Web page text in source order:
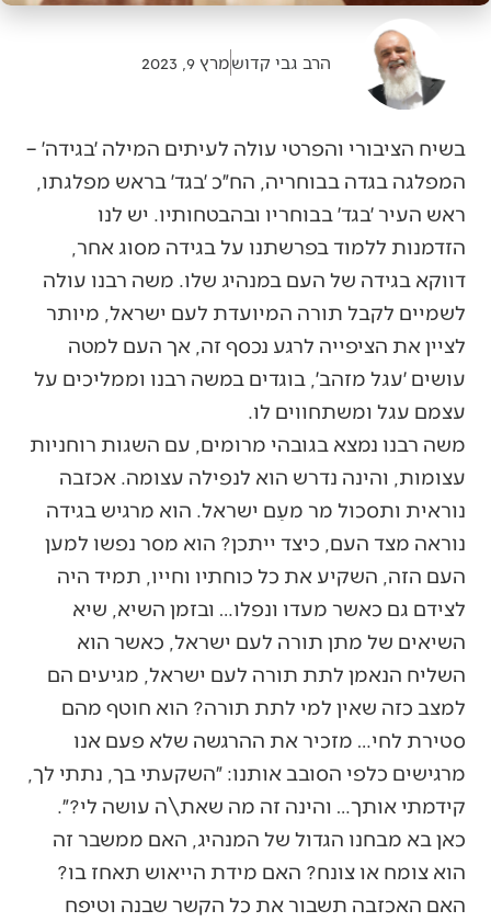
הרב גבי קדושמרץ 9, 2023
בשיח הציבורי והפרטי עולה לעיתים המילה ׳בגידה׳ –
המפלגה בגדה בבוחריה, הח״כ ׳בגד׳ בראש מפלגתו,
ראש העיר ׳בגד׳ בבוחריו ובהבטחותיו. יש לנו
הזדמנות ללמוד בפרשתנו על בגידה מסוג אחר,
דווקא בגידה של העם במנהיג שלו. משה רבנו עולה
לשמיים לקבל תורה המיועדת לעם ישראל, מיותר
לציין את הציפייה לרגע נכסף זה, אך העם למטה
עושים ׳עגל מזהב׳, בוגדים במשה רבנו וממליכים על
עצמם עגל ומשתחווים לו.
משה רבנו נמצא בגובהי מרומים, עם השגות רוחניות
עצומות, והינה נדרש הוא לנפילה עצומה. אכזבה
נוראית ותסכול מר מעַם ישראל. הוא מרגיש בגידה
נוראה מצד העם, כיצד ייתכן? הוא מסר נפשו למען
העם הזה, השקיע את כל כוחתיו וחייו, תמיד היה
לצידם גם כאשר מעדו ונפלו… ובזמן השיא, שיא
השיאים של מתן תורה לעם ישראל, כאשר הוא
השליח הנאמן לתת תורה לעם ישראל, מגיעים הם
למצב כזה שאין למי לתת תורה? הוא חוטף מהם
סטירת לחי… מזכיר את ההרגשה שלא פעם אנו
מרגישים כלפי הסובב אותנו: ״השקעתי בך, נתתי לך,
קידמתי אותך… והינה זה מה שאת\ה עושה לי?״.
כאן בא מבחנו הגדול של המנהיג, האם ממשבר זה
הוא צומח או צונח? האם מידת הייאוש תאחז בו?
האם האכזבה תשבור את כל הקשר שבנה וטיפח